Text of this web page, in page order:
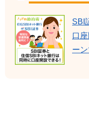
SBI
口
ー